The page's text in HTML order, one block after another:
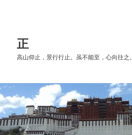
正
高山仰止，景行行止。虽不能至，心向往之。